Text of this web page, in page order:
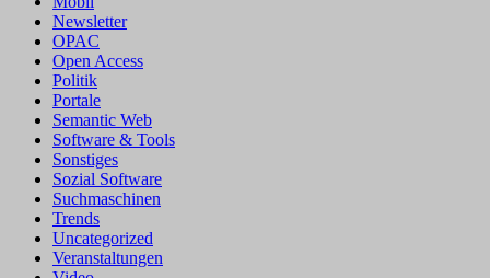
Newsletter
OPAC
Open Access
Politik
Portale
Semantic Web
Software & Tools
Sonstiges
Sozial Software
Suchmaschinen
Trends
Uncategorized
Veranstaltungen